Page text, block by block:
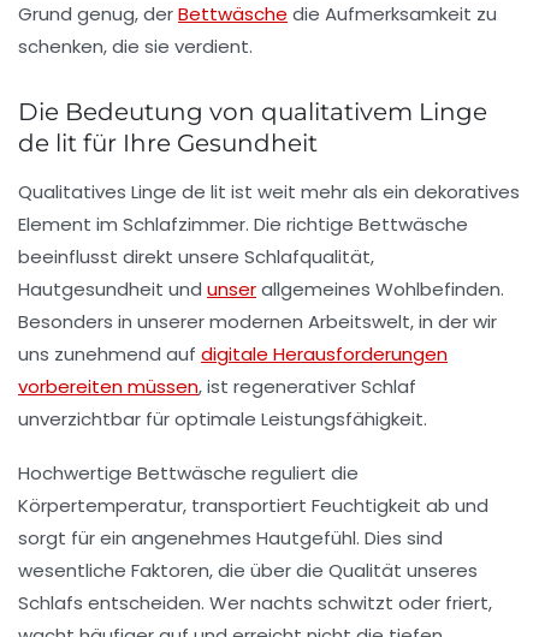
Grund genug, derBettwäsche die Aufmerksamkeit zu
schenken, die sie verdient.
Die Bedeutung von qualitativem Linge
de lit für Ihre Gesundheit
Qualitatives Linge de lit ist weit mehr als ein dekoratives
Element im Schlafzimmer. Die richtige Bettwäsche
beeinflusst direkt unsere Schlafqualität,
Hautgesundheit und unserallgemeines Wohlbefinden.
Besonders in unserer modernen Arbeitswelt, in der wir
uns zunehmend auf digitale Herausforderungen
vorbereiten müssen, ist regenerativer Schlaf
unverzichtbar für optimale Leistungsfähigkeit.
Hochwertige Bettwäsche reguliert die
Körpertemperatur, transportiert Feuchtigkeit ab und
sorgt für ein angenehmes Hautgefühl. Dies sind
wesentliche Faktoren, die über die Qualität unseres
Schlafs entscheiden. Wer nachts schwitzt oder friert,